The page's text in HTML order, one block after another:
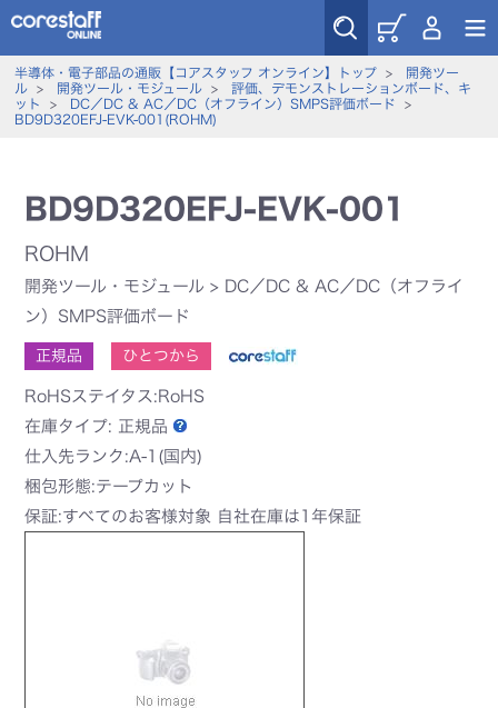
半導体・電子部品の通販【コアスタッフ オンライン】トップ>
開発ツー
ル> 開発ツール・モジュール> 評価、デモンストレーションボード、キ
ット
> DC／DC & AC／DC（オフライン）SMPS評価ボード >
BD9D320EFJ-EVK-001(ROHM)
BD9D320EFJ-EVK-001
ROHM
開発ツール・モジュール > DC／DC & AC／DC（オフライ
ン）SMPS評価ボード
正規品 ひとつから
RoHSステイタス:RoHS
在庫タイプ: 正規品
仕入先ランク:A-1(国内)
梱包形態:テープカット
保証:すべてのお客様対象 自社在庫は1年保証